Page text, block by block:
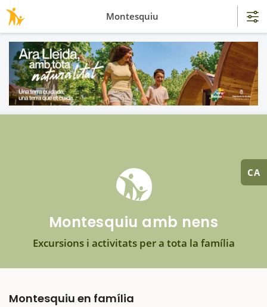
CA
Montesquiu amb nens
Excursions i activitats per a tota la família
Montesquiu en família
Montesquiu